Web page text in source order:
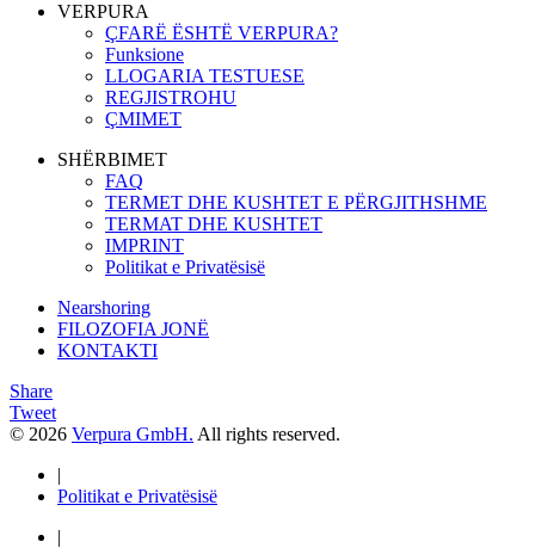
VERPURA
ÇFARË ËSHTË VERPURA?
Funksione
LLOGARIA TESTUESE
REGJISTROHU
ÇMIMET
SHËRBIMET
FAQ
TERMET DHE KUSHTET E PËRGJITHSHME
TERMAT DHE KUSHTET
IMPRINT
Politikat e Privatësisë
Nearshoring
FILOZOFIA JONË
KONTAKTI
Share
Tweet
© 2026 Verpura GmbH. All rights reserved.
|
Politikat e Privatësisë
|